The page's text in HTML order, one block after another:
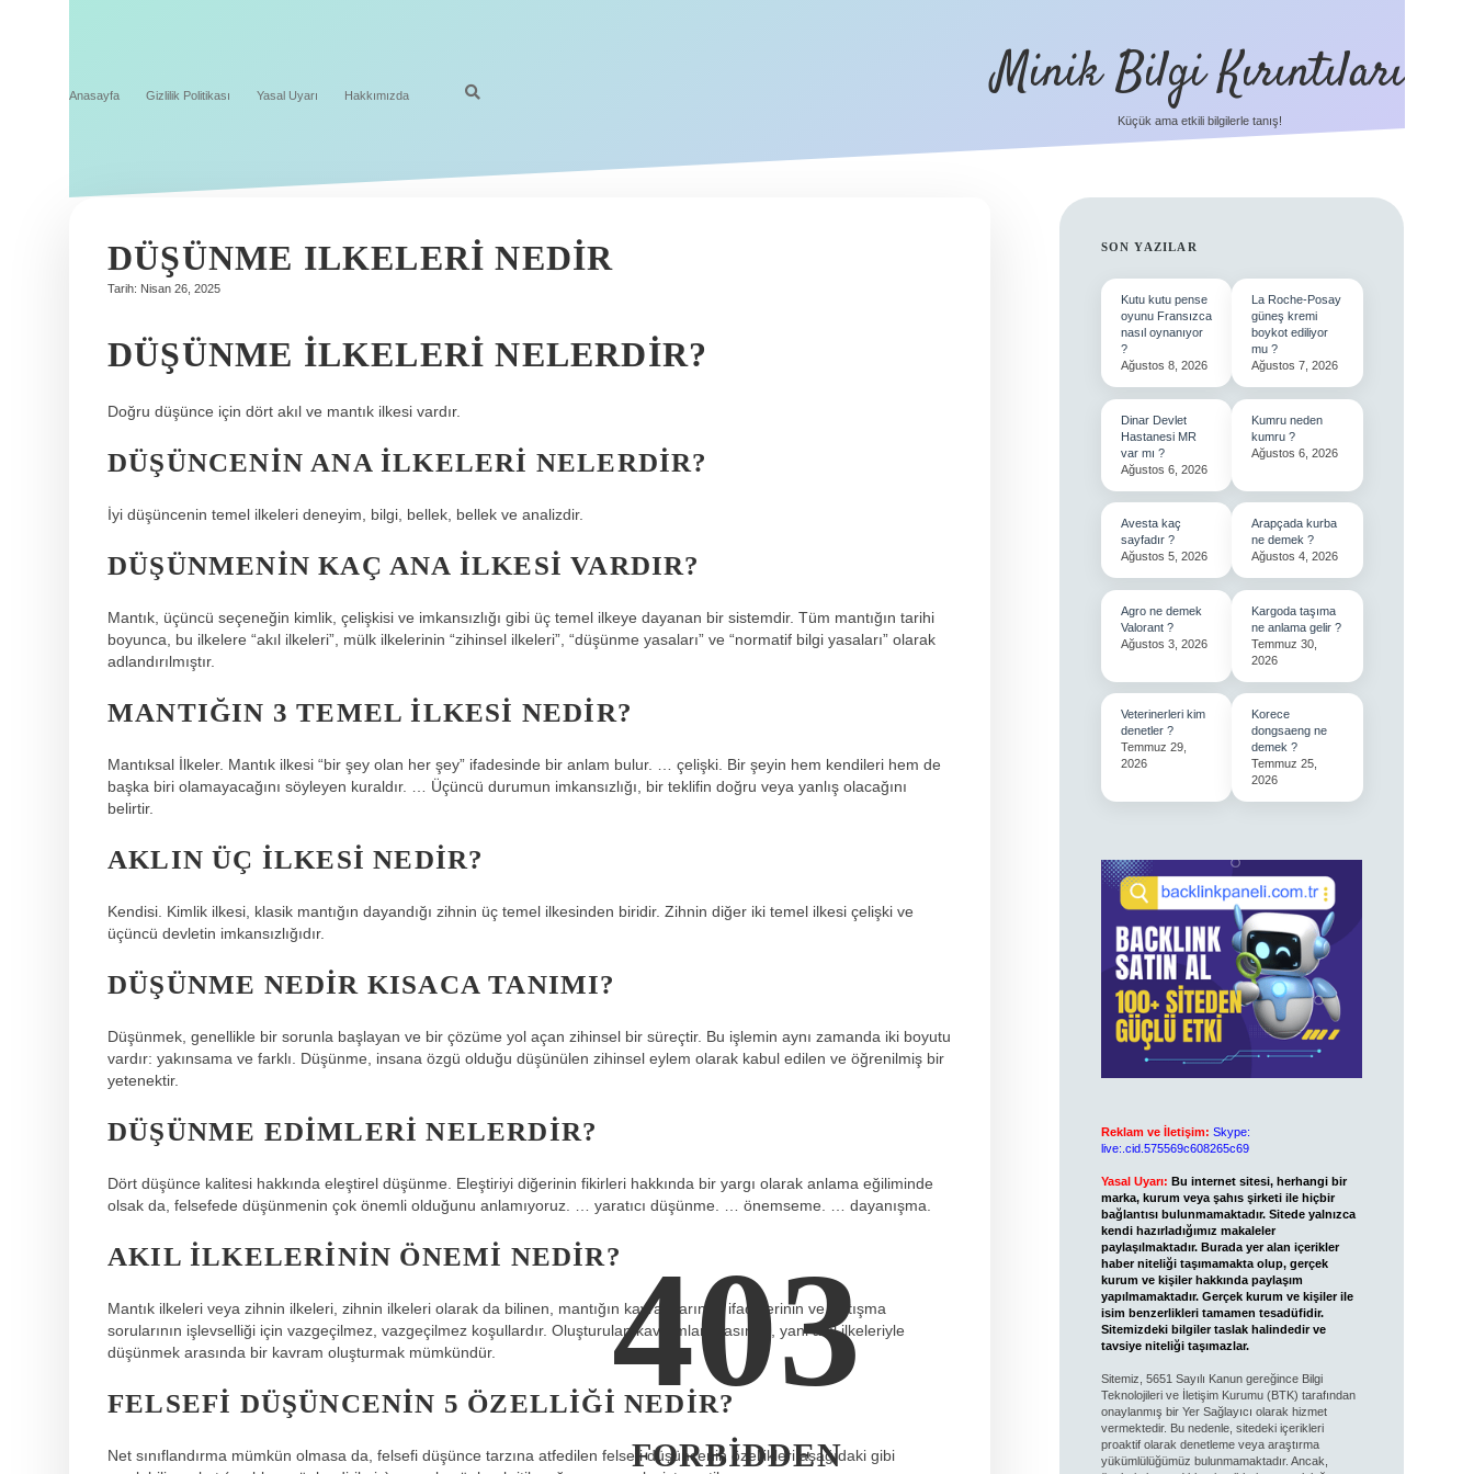
Anasayfa Gizlilik Politikası Yasal Uyarı Hakkımızda Minik Bilgi Kırıntıları
Küçük ama etkili bilgilerle tanış!
DÜŞÜNME ILKELERI NEDIR
Tarih: Nisan 26, 2025
DÜŞÜNME ILKELERI NELERDIR?
Doğru düşünce için dört akıl ve mantık ilkesi vardır.
DÜŞÜNCENIN ANA ILKELERI NELERDIR?
İyi düşüncenin temel ilkeleri deneyim, bilgi, bellek, bellek ve analizdir.
DÜŞÜNMENIN KAÇ ANA ILKESI VARDIR?
Mantık, üçüncü seçeneğin kimlik, çelişkisi ve imkansızlığı gibi üç temel ilkeye dayanan bir sistemdir. Tüm mantığın tarihi
boyunca, bu ilkelere “akıl ilkeleri”, mülk ilkelerinin “zihinsel ilkeleri”, “düşünme yasaları” ve “normatif bilgi yasaları” olarak
adlandırılmıştır.
MANTIĞIN 3 TEMEL ILKESI NEDIR?
Mantıksal İlkeler. Mantık ilkesi “bir şey olan her şey” ifadesinde bir anlam bulur. … çelişki. Bir şeyin hem kendileri hem de
başka biri olamayacağını söyleyen kuraldır. … Üçüncü durumun imkansızlığı, bir teklifin doğru veya yanlış olacağını
belirtir.
AKLIN ÜÇ ILKESI NEDIR?
Kendisi. Kimlik ilkesi, klasik mantığın dayandığı zihnin üç temel ilkesinden biridir. Zihnin diğer iki temel ilkesi çelişki ve
üçüncü devletin imkansızlığıdır.
DÜŞÜNME NEDIR KISACA TANIMI?
Düşünmek, genellikle bir sorunla başlayan ve bir çözüme yol açan zihinsel bir süreçtir. Bu işlemin aynı zamanda iki boyutu
vardır: yakınsama ve farklı. Düşünme, insana özgü olduğu düşünülen zihinsel eylem olarak kabul edilen ve öğrenilmiş bir
yetenektir.
DÜŞÜNME EDIMLERI NELERDIR?
Dört düşünce kalitesi hakkında eleştirel düşünme. Eleştiriyi diğerinin fikirleri hakkında bir yargı olarak anlama eğiliminde
olsak da, felsefede düşünmenin çok önemli olduğunu anlamıyoruz. … yaratıcı düşünme. … önemseme. … dayanışma.
AKIL ILKELERININ ÖNEMI NEDIR?
Mantık ilkeleri veya zihnin ilkeleri, zihnin ilkeleri olarak da bilinen, mantığın kavramlarının, ifadelerinin ve tartışma
sorularının işlevselliği için vazgeçilmez, vazgeçilmez koşullardır. Oluşturulan kavramlar arasında, yani akıl ilkeleriyle
düşünmek arasında bir kavram oluşturmak mümkündür.
FELSEFI DÜŞÜNCENIN 5 ÖZELLIĞI NEDIR?
Net sınıflandırma mümkün olmasa da, felsefi düşünce tarzına atfedilen felsefi düşüncenin özellikleri aşağıdaki gibi
SIDEBAR
SON YAZILAR
Kutu kutu pense
oyunu Fransızca
nasıl oynanıyor
?
Ağustos 8, 2026
La Roche-Posay
güneş kremi
boykot ediliyor
mu ?
Ağustos 7, 2026
Dinar Devlet
Hastanesi MR
var mı ?
Ağustos 6, 2026
Kumru neden
kumru ?
Ağustos 6, 2026
Avesta kaç
sayfadır ?
Ağustos 5, 2026
Arapçada kurba
ne demek ?
Ağustos 4, 2026
Agro ne demek
Valorant ?
Ağustos 3, 2026
Kargoda taşıma
ne anlama gelir ?
Temmuz 30,
2026
Veterinerleri kim
denetler ?
Temmuz 29,
2026
Korece
dongsaeng ne
demek ?
Temmuz 25,
2026
Reklam ve İletişim: Skype:
live:.cid.575569c608265c69
Yasal Uyarı: Bu internet sitesi, herhangi bir
marka, kurum veya şahıs şirketi ile hiçbir
bağlantısı bulunmamaktadır. Sitede yalnızca
kendi hazırladığımız makaleler
paylaşılmaktadır. Burada yer alan içerikler
haber niteliği taşımamakta olup, gerçek
kurum ve kişiler hakkında paylaşım
yapılmamaktadır. Gerçek kurum ve kişiler ile
isim benzerlikleri tamamen tesadüfidir.
Sitemizdeki bilgiler taslak halindedir ve
tavsiye niteliği taşımazlar.
Sitemiz, 5651 Sayılı Kanun gereğince Bilgi
Teknolojileri ve İletişim Kurumu (BTK) tarafından
onaylanmış bir Yer Sağlayıcı olarak hizmet
vermektedir. Bu nedenle, sitedeki içerikleri
proaktif olarak denetleme veya araştırma
yükümlülüğümüz bulunmamaktadır. Ancak,
403
FORBIDDEN